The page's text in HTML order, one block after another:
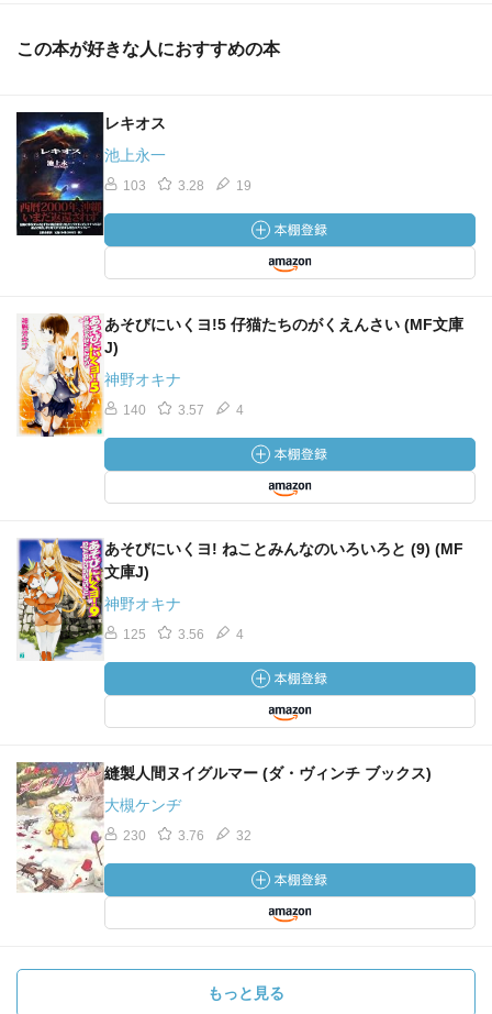
この本が好きな人におすすめの本
レキオス
池上永一
103 3.28 19
あそびにいくヨ!5 仔猫たちのがくえんさい (MF文庫
J)
神野オキナ
140 3.57 4
あそびにいくヨ! ねことみんなのいろいろと (9) (MF
文庫J)
神野オキナ
125 3.56 4
縫製人間ヌイグルマー (ダ・ヴィンチ ブックス)
大槻ケンヂ
230 3.76 32
もっと見る